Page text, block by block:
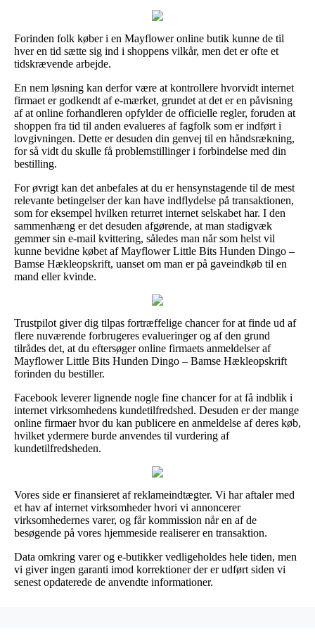
Forinden folk køber i en Mayflower online butik kunne de til
hver en tid sætte sig ind i shoppens vilkår, men det er ofte et
tidskrævende arbejde.
En nem løsning kan derfor være at kontrollere hvorvidt internet
firmaet er godkendt af e-mærket, grundet at det er en påvisning
af at online forhandleren opfylder de officielle regler, foruden at
shoppen fra tid til anden evalueres af fagfolk som er indført i
lovgivningen. Dette er desuden din genvej til en håndsrækning,
for så vidt du skulle få problemstillinger i forbindelse med din
bestilling.
For øvrigt kan det anbefales at du er hensynstagende til de mest
relevante betingelser der kan have indflydelse på transaktionen,
som for eksempel hvilken returret internet selskabet har. I den
sammenhæng er det desuden afgørende, at man stadigvæk
gemmer sin e-mail kvittering, således man når som helst vil
kunne bevidne købet af Mayflower Little Bits Hunden Dingo –
Bamse Hækleopskrift, uanset om man er på gaveindkøb til en
mand eller kvinde.
Trustpilot giver dig tilpas fortræffelige chancer for at finde ud af
flere nuværende forbrugeres evalueringer og af den grund
tilrådes det, at du eftersøger online firmaets anmeldelser af
Mayflower Little Bits Hunden Dingo – Bamse Hækleopskrift
forinden du bestiller.
Facebook leverer lignende nogle fine chancer for at få indblik i
internet virksomhedens kundetilfredshed. Desuden er der mange
online firmaer hvor du kan publicere en anmeldelse af deres køb,
hvilket ydermere burde anvendes til vurdering af
kundetilfredsheden.
Vores side er finansieret af reklameindtægter. Vi har aftaler med
et hav af internet virksomheder hvori vi annoncerer
virksomhedernes varer, og får kommission når en af de
besøgende på vores hjemmeside realiserer en transaktion.
Data omkring varer og e-butikker vedligeholdes hele tiden, men
vi giver ingen garanti imod korrektioner der er udført siden vi
senest opdaterede de anvendte informationer.